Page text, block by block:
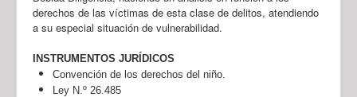
derechos de las víctimas de esta clase de delitos, atendiendo
a su especial situación de vulnerabilidad.
INSTRUMENTOS JURÍDICOS
Convención de los derechos del niño.
Ley N.º 26.485